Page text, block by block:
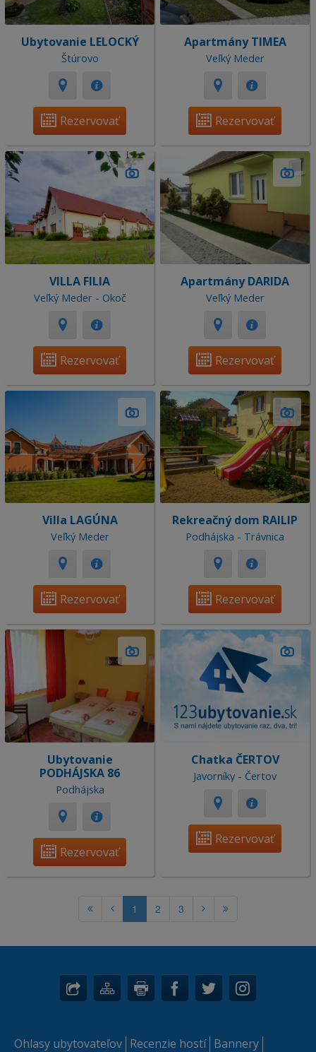
Ubytovanie LELOCKÝ
Štúrovo
Rezervovať
Apartmány TIMEA
Veľký Meder
Rezervovať
VILLA FILIA
Veľký Meder - Okoč
Rezervovať
Apartmány DARIDA
Veľký Meder
Rezervovať
Villa LAGÚNA
Veľký Meder
Rezervovať
Rekreačný dom RAILIP
Podhájska - Trávnica
Rezervovať
Ubytovanie
PODHÁJSKA 86
Podhájska
Rezervovať
Chatka ČERTOV
Javorníky - Čertov
Rezervovať
1 2 3
Ohlasy ubytovateľov Recenzie hostí Bannery